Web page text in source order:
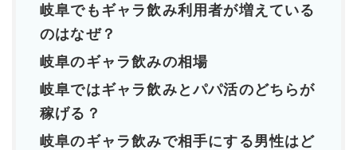
岐阜でもギャラ飲み利用者が増えている
のはなぜ？
岐阜のギャラ飲みの相場
岐阜ではギャラ飲みとパパ活のどちらが
稼げる？
岐阜のギャラ飲みで相手にする男性はど